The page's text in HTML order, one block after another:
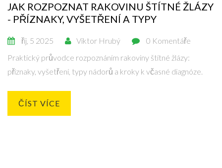
JAK ROZPOZNAT RAKOVINU ŠTÍTNÉ ŽLÁZY
- PŘÍZNAKY, VYŠETŘENÍ A TYPY
říj, 5 2025 Viktor Hrubý
0 Komentáře
Praktický průvodce rozpoznáním rakoviny štítné žlázy:
příznaky, vyšetření, typy nádorů a kroky k včasné diagnóze.
ČÍST VÍCE